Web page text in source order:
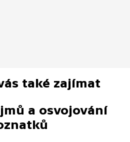
také zajímat
a osvojování